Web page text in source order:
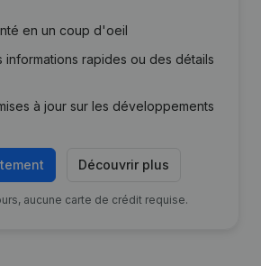
en un coup d'oeil
informations rapides ou des détails
à jour sur les développements
Découvrir plus
aucune carte de crédit requise.